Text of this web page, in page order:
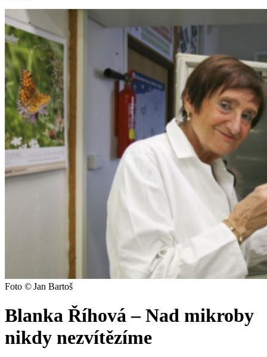
Foto © Jan Bartoš
Blanka Říhová – Nad mikroby
nikdy nezvítězíme